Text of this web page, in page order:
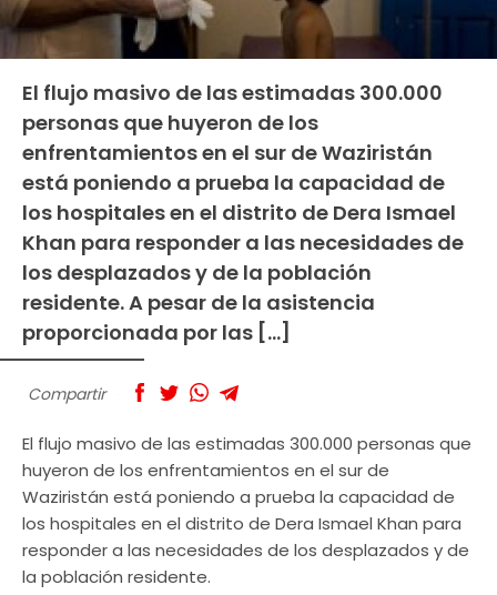
El flujo masivo de las estimadas 300.000
personas que huyeron de los
enfrentamientos en el sur de Waziristán
está poniendo a prueba la capacidad de
los hospitales en el distrito de Dera Ismael
Khan para responder a las necesidades de
los desplazados y de la población
residente. A pesar de la asistencia
proporcionada por las […]
Compartir
El flujo masivo de las estimadas 300.000 personas que
huyeron de los enfrentamientos en el sur de
Waziristán está poniendo a prueba la capacidad de
los hospitales en el distrito de Dera Ismael Khan para
responder a las necesidades de los desplazados y de
la población residente.